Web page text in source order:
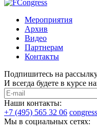
Мероприятия
Архив
Видео
Партнерам
Контакты
Подпишитесь на
И всегда будете в курсе
Наши контакты:
+7 (495) 565 32 06
Мы в социальных сетях: